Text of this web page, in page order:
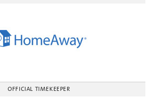
OFFICIAL TIMEKEEPER